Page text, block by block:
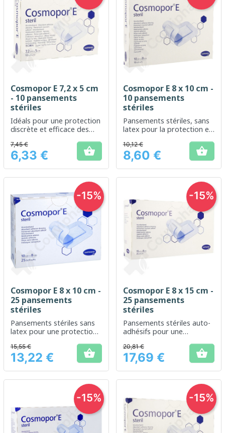
Cosmopor E 7,2 x 5 cm
- 10 pansements
stériles
Idéals pour une protection
discrète et efficace des
Prix
7,45 €
6,33 € 
Cosmopor E 8 x 10 cm -
10 pansements
stériles
Pansements stériles, sans
latex pour la protection et
plaies
Prix
10,12 €
8,60 € 
Cosmopor E 8 x 10 cm -
25 pansements
stériles
Pansements stériles sans
latex pour une protection
Prix
15,55 €
13,22 € 
-15%
Cosmopor E 8 x 15 cm -
25 pansements
stériles
Pansements stériles auto-
adhésifs pour une
plaies
Prix
20,81 €
17,69 € 
-15%
-15% -15%